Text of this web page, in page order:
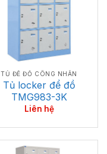
TỦ ĐỂ ĐỒ CÔNG NHÂN
Tủ locker để đồ
TMG983-3K
Liên hệ